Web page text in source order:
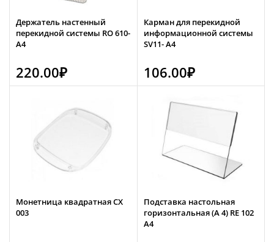
Держатель настенный
перекидной системы RO 610-
А4
220.00₽
Карман для перекидной
информационной системы
SV11- A4
106.00₽
Монетница квадратная CX
003
Подставка настольная
горизонтальная (А 4) RE 102
А4